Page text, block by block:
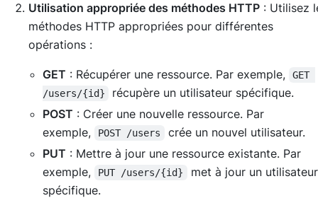
Utilisation appropriée des méthodes HTTP : Utilisez
méthodes HTTP appropriées pour différentes
opérations :
GET : Récupérer une ressource. Par exemple,
GET
/users/{id}
récupère un utilisateur spécifique.
POST : Créer une nouvelle ressource. Par
exemple,
POST /users
crée un nouvel utilisateur.
PUT : Mettre à jour une ressource existante. Par
exemple,
PUT /users/{id}
met à jour un
spécifique.